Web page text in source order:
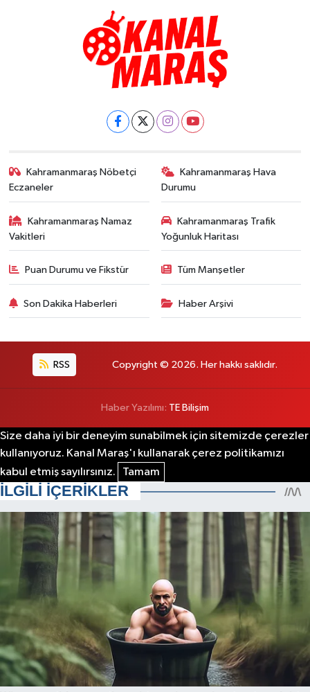
Kahramanmaraş Nöbetçi
Eczaneler
Kahramanmaraş Hava
Durumu
Kahramanmaraş Namaz
Vakitleri
Kahramanmaraş Trafik
Yoğunluk Haritası
Puan Durumu ve Fikstür Tüm Manşetler
Son Dakika Haberleri Haber Arşivi
RSS Copyright © 2026. Her hakkı saklıdır.
Haber Yazılımı: TE Bilişim
Size daha iyi bir deneyim sunabilmek için sitemizde çerezler
kullanıyoruz. Kanal Maraş'ı kullanarak çerez politikamızı
kabul etmiş sayılırsınız.
Tamam